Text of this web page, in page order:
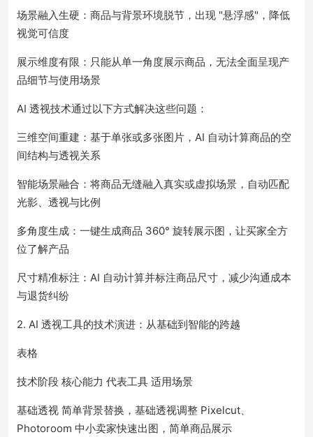
场景融入生硬：商品与背景环境脱节，出现 "悬浮感"，降低
视觉可信度
展示维度有限：只能从单一角度展示商品，无法全面呈现产
品细节与使用场景
AI 透视技术通过以下方式解决这些问题：
三维空间重建：基于单张或多张图片，AI 自动计算商品的空
间结构与透视关系
智能场景融合：将商品无缝融入真实或虚拟场景，自动匹配
光影、透视与比例
多角度生成：一键生成商品 360° 旋转展示图，让买家全方
位了解产品
尺寸精准标注：AI 自动计算并标注商品尺寸，减少沟通成本
与退货纠纷
2. AI 透视工具的技术演进：从基础到智能的跨越
表格
技术阶段 核心能力 代表工具 适用场景
基础透视 简单背景替换，基础透视调整 Pixelcut、
Photoroom 中小卖家快速出图，简单商品展示